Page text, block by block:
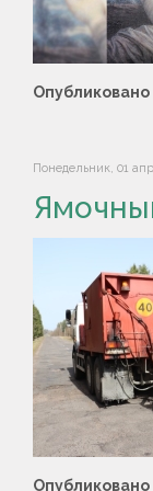
Опубликовано
Понедельник, 01
Опубликовано